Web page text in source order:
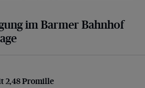
im Barmer Bahnhof
Promille
2,48 Promille